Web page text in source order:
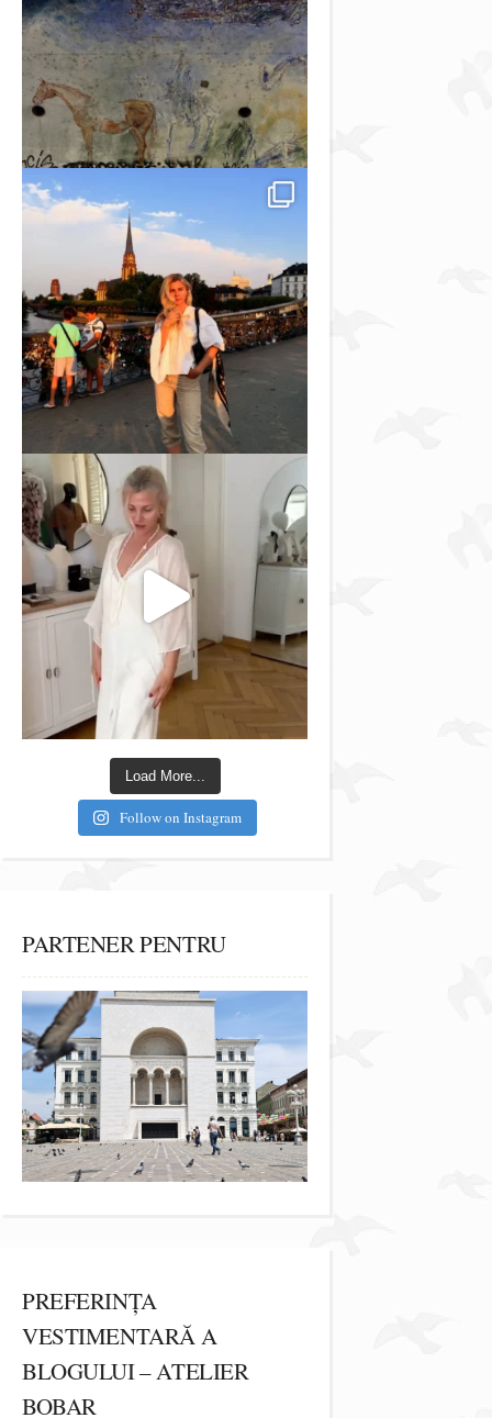
Load More...
Follow on Instagram
PARTENER PENTRU
PREFERINȚA
VESTIMENTARĂ A
BLOGULUI – ATELIER
BOBAR